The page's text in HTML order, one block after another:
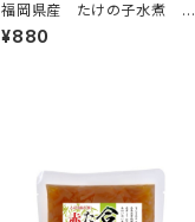
福岡県産 たけの子水煮 ハ
ーフ 250g
¥880